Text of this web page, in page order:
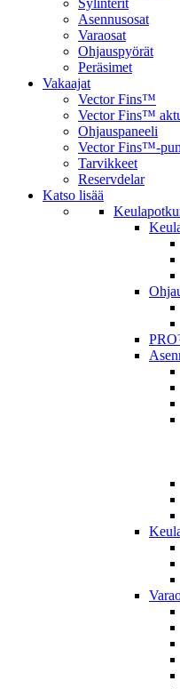
Sylinterit
Asennusosat
Varaosat
Ohjauspyörät
Peräsimet
Vakaajat
Vector Fins™
Vector Fins™
Ohjauspaneeli
Vector Fins™-
Tarvikkeet
Reservdelar
Katso lisää